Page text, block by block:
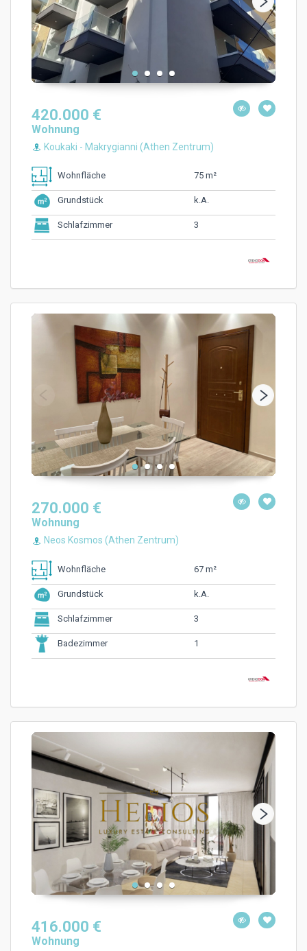
420.000 €
Wohnung
Koukaki - Makrygianni (Athen Zentrum)
Wohnfläche 75 m²
Grundstück k.A.
Schlafzimmer 3
270.000 €
Wohnung
Neos Kosmos (Athen Zentrum)
Wohnfläche 67 m²
Grundstück k.A.
Schlafzimmer 3
Badezimmer 1
416.000 €
Wohnung